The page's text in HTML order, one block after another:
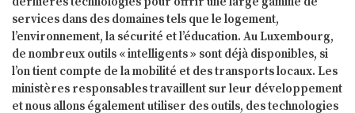
services dans des domaines tels que le logement,
l’environnement, la sécurité et l’éducation. Au Luxembourg,
de nombreux outils « intelligents » sont déjà disponibles, si
l’on tient compte de la mobilité et des transports locaux. Les
ministères responsables travaillent sur leur développement
et nous allons également utiliser des outils, des technologies